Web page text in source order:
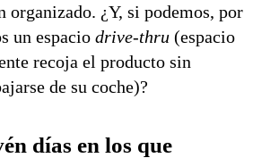
organizado. ¿Y, si podemos, por
un espacio drive-thru (espacio
recoja el producto sin
de su coche)?
días en los que